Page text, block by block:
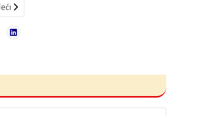
članak: Potpisan Ugovor o saradnji sa Pravnim fakultetom